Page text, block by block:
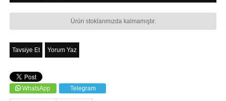
Ürün stoklarımızda kalmamıştır.
Tavsiye Et Yorum Yaz
WhatsApp Telegram